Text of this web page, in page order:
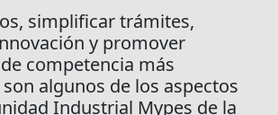
simplificar trámites,
y promover
competencia más
algunos de los aspectos
Industrial Mypes de la